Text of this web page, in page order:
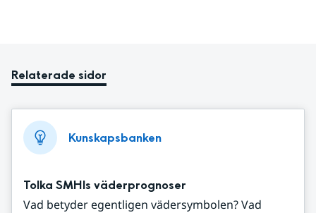
Relaterade sidor
Kunskapsbanken
Tolka SMHIs väderprognoser
Vad betyder egentligen vädersymbolen? Vad